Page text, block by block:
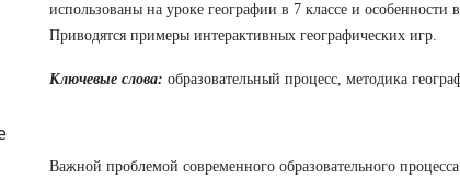
использованы на уроке географии в 7 классе и особенности
Приводятся примеры интерактивных географических игр.
Ключевые слова: образовательный процесс, методика
Важной проблемой современного образовательного процесса